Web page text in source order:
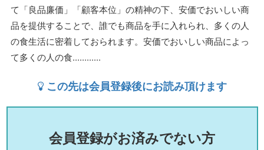
て「良品廉価」「顧客本位」の精神の下、安価でおいしい商
品を提供することで、誰でも商品を手に入れられ、多くの人
の食生活に密着しておられます。安価でおいしい商品によっ
て多くの人の食............
この先は会員登録後にお読み頂けます
会員登録がお済みでない方